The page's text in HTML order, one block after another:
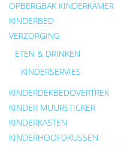
OPBERGBAK KINDERKAMER
KINDERBED
VERZORGING
ETEN & DRINKEN
KINDERSERVIES
KINDERDEKBEDOVERTREK
KINDER MUURSTICKER
KINDERKASTEN
KINDERHOOFDKUSSEN